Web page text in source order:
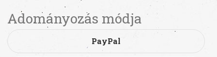
Adományozás módja
PayPal